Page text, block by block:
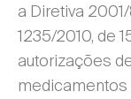
a Diretiva
1235/2010, de
autorizações